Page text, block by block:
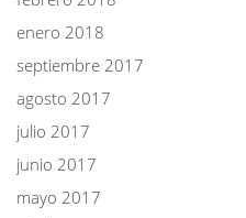
enero 2018
septiembre 2017
agosto 2017
julio 2017
junio 2017
mayo 2017